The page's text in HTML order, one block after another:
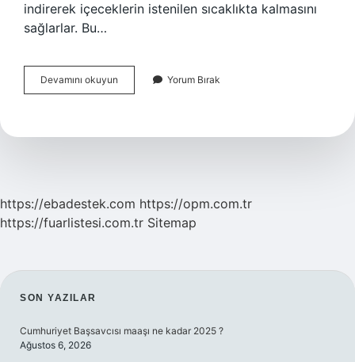
indirerek içeceklerin istenilen sıcaklıkta kalmasını
sağlarlar. Bu…
Devamını okuyun
Bardak
Yorum Bırak
https://ebadestek.com https://opm.com.tr
https://fuarlistesi.com.tr Sitemap
SIDEBAR
SON YAZILAR
Cumhuriyet Başsavcısı maaşı ne kadar 2025 ?
Ağustos 6, 2026